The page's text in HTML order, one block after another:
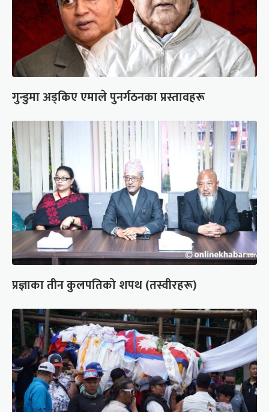
गुन्डुमा अड्किए एमाले पुनर्गठनका प्रस्तावहरू
प्रज्ञाका तीन कुलपतिको शपथ (तस्वीरहरू)